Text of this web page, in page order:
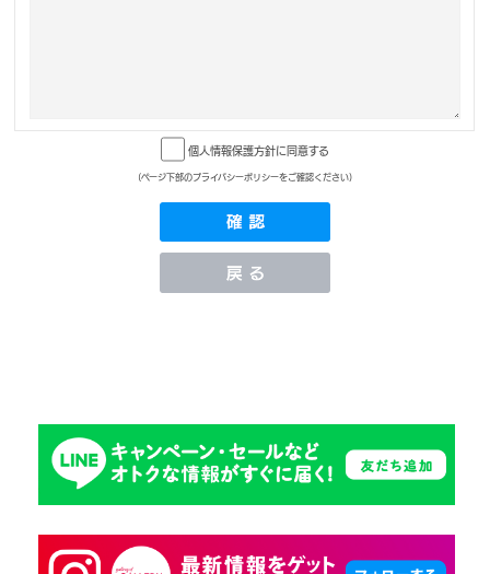
個人情報保護方針に同意する
(ページ下部のプライバシーポリシーをご確認ください)